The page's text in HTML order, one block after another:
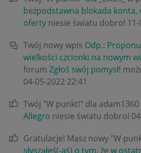
bezpodstawna blokada konta,
oferty niesie światu dobro!
Twój nowy wpis Odp.:
wielkości czcionki na nowym
forum Zgłoś swój pomysł!
‎04-05-2022 22:41
Twój "W punkt!" dla adam1360
Allegro niesie światu dobro!
Gratulacje! Masz nowy "W
słyszałeś(-aś) o tym, że w